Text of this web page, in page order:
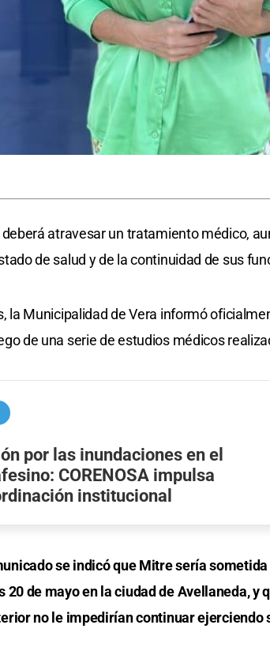
atravesar un tratamiento médico,
de salud y de la continuidad de sus
la Municipalidad de Vera informó
de una serie de estudios médicos
por las inundaciones en el
CORENOSA impulsa
institucional
se indicó que Mitre sería
20 de mayo en la ciudad de Avellaneda, y
no le impedirían continuar ejerciendo